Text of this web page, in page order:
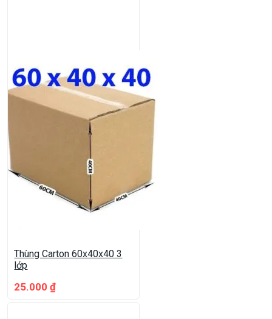
Thùng Carton 60x40x40 3
lớp
25.000₫